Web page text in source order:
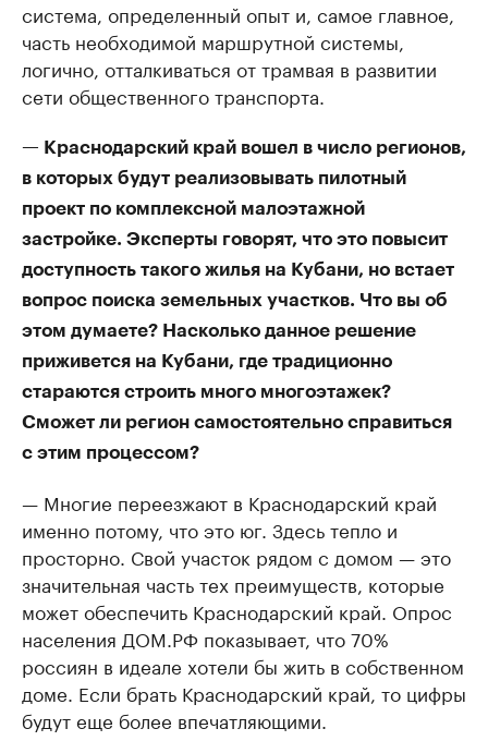
система, определенный опыт и, самое главное,
часть необходимой маршрутной системы,
логично, отталкиваться от трамвая в развитии
сети общественного транспорта.
— Краснодарский край вошел в число регионов,
в которых будут реализовывать пилотный
проект по комплексной малоэтажной
застройке. Эксперты говорят, что это повысит
доступность такого жилья на Кубани, но встает
вопрос поиска земельных участков. Что вы об
этом думаете? Насколько данное решение
приживется на Кубани, где традиционно
стараются строить много многоэтажек?
Сможет ли регион самостоятельно справиться
с этим процессом?
— Многие переезжают в Краснодарский край
именно потому, что это юг. Здесь тепло и
просторно. Свой участок рядом с домом — это
значительная часть тех преимуществ, которые
может обеспечить Краснодарский край. Опрос
населения ДОМ.РФ показывает, что 70%
россиян в идеале хотели бы жить в собственном
доме. Если брать Краснодарский край, то цифры
будут еще более впечатляющими.